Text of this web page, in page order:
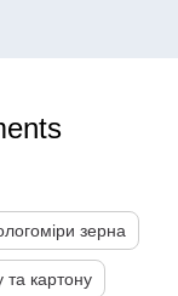
зерна
та картону